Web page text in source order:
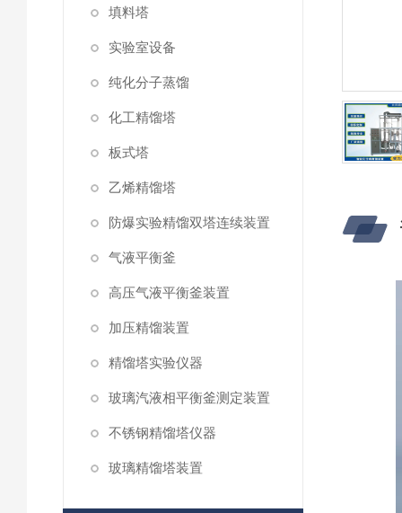
填料塔
实验室设备
纯化分子蒸馏
化工精馏塔
板式塔
乙烯精馏塔
防爆实验精馏双塔连续装置
气液平衡釜
高压气液平衡釜装置
加压精馏装置
精馏塔实验仪器
玻璃汽液相平衡釜测定装置
不锈钢精馏塔仪器
玻璃精馏塔装置